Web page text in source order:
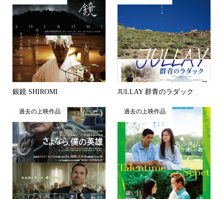
銀鏡 SHIROMI JULLAY 群青のラダック
過去の上映作品 過去の上映作品